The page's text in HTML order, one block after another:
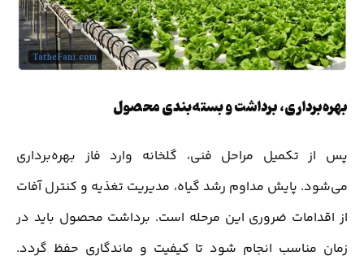
بهره‌برداری، برداشت و بسته‌بندی محصول
پس از تکمیل مراحل فنی، گلخانه وارد فاز بهره‌برداری
می‌شود. پایش مداوم رشد گیاه، مدیریت تغذیه و کنترل آفات
از اقدامات ضروری این مرحله است. برداشت محصول باید در
زمان مناسب انجام شود تا کیفیت و ماندگاری حفظ گردد.